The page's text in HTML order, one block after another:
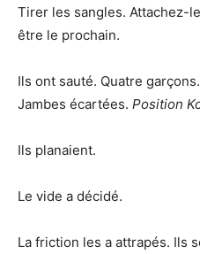
Tirer les sangles. Attachez-
être le prochain.
Ils ont sauté. Quatre
Jambes écartées. Position
Ils planaient.
Le vide a décidé.
La friction les a attrapés. Ils